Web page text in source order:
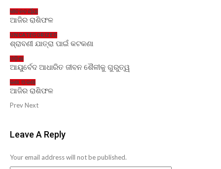
ଜୀବନଚର୍ଯ୍ୟା
ଆଜିର ରାଶିଫଳ
UNCATEGORIZED
ଶ୍ରାବଣୀ ଯାତ୍ରା ପାଇଁ କଟକଣା
ଓଡ଼ିଶା
ଆୟୁର୍ବେଦ ଆଧାରିତ ଜୀବନ ଶୈଳୀକୁ ଗୁରୁତ୍ୱ
ଜଣା ଅଜଣା
ଆଜିର ରାଶିଫଳ
PrevNext
Leave A Reply
Your email address will not be published.